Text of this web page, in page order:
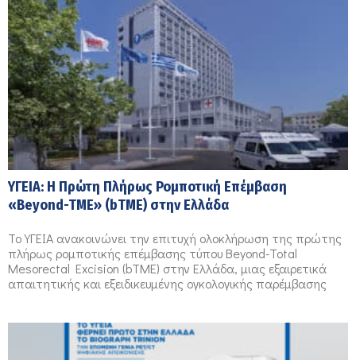
ΥΓΕΙΑ: Η Πρώτη Πλήρως Ρομποτική Επέμβαση
«Beyond-TME» (bTME) στην Ελλάδα
Το ΥΓΕΙΑ ανακοινώνει την επιτυχή ολοκλήρωση της πρώτης
πλήρως ρομποτικής επέμβασης τύπου Beyond-Total
Mesorectal Excision (bTME) στην Ελλάδα, μιας εξαιρετικά
απαιτητικής και εξειδικευμένης ογκολογικής παρέμβασης